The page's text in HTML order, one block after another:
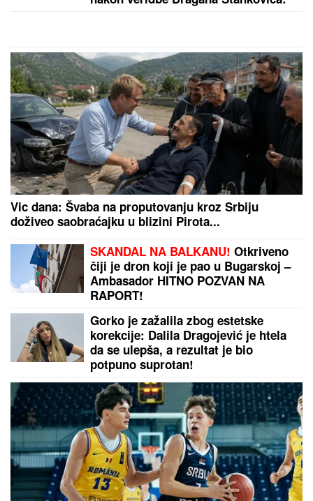
Kurti dobio jaje u glavu! Opšti haos
u Prištini! (VIDEO)
FIFAizdala hitno saopštenje zbog Infantina
CECA STIGLA U CRNU GORU! Ušik izdanju došla
na aerodrom, sačekao je crni kombi: "U papučama
sam, skršiću se" (VIDEO)